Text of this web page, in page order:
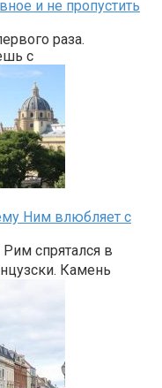
и не пропустить
раза.
с
Ним влюбляет с
спрятался в
Камень